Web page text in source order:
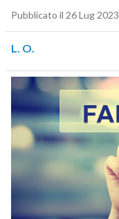
Pubblicato il 26 Lug 2023
L. O.